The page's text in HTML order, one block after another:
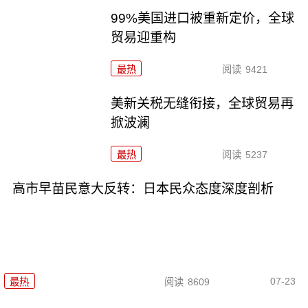
99%美国进口被重新定价，全球
贸易迎重构
最热 阅读 9421
美新关税无缝衔接，全球贸易再
掀波澜
最热 阅读 5237
高市早苗民意大反转：日本民众态度深度剖析
最热 阅读 8609 07-23